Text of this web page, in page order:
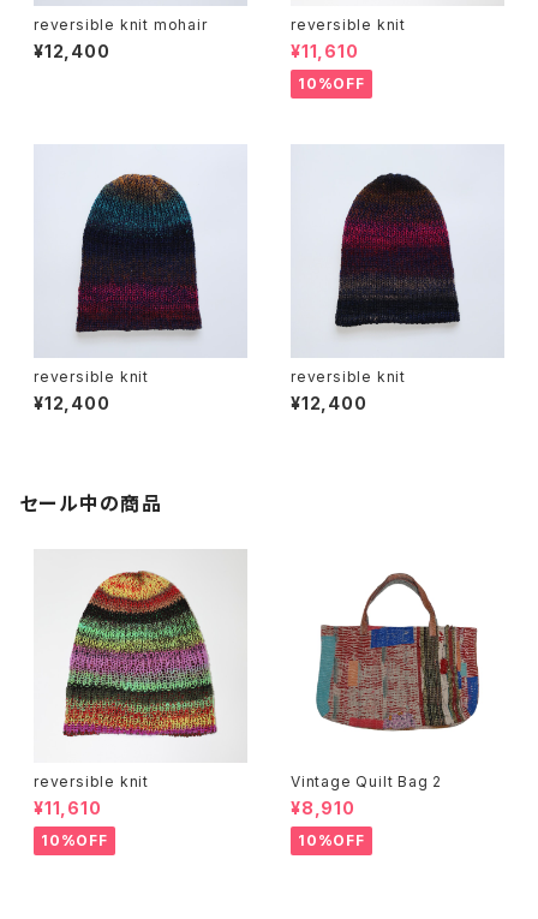
reversible knit mohair
¥12,400
reversible knit
¥11,610
10%OFF
reversible knit
¥12,400
reversible knit
¥12,400
セール中の商品
reversible knit
¥11,610
10%OFF
Vintage Quilt Bag 2
¥8,910
10%OFF